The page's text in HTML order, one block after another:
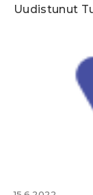
Uudistunut